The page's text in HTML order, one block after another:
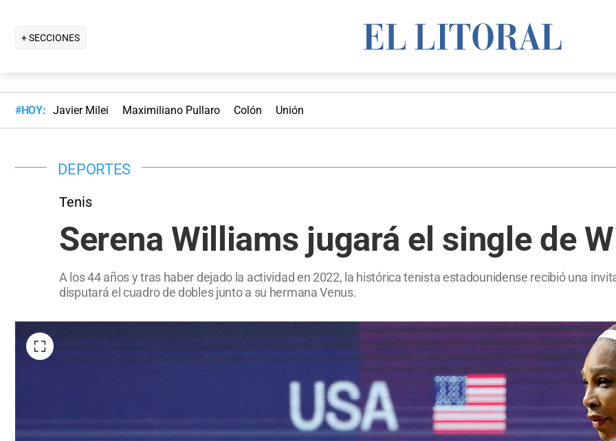
+ SECCIONES
#HOY: Javier Milei Maximiliano Pullaro Colón Unión
DEPORTES
Tenis
Serena Williams jugará el single de
A los 44 años y tras haber dejado la actividad en 2022, la histórica tenista estadounidense recibió una
disputará el cuadro de dobles junto a su hermana Venus.